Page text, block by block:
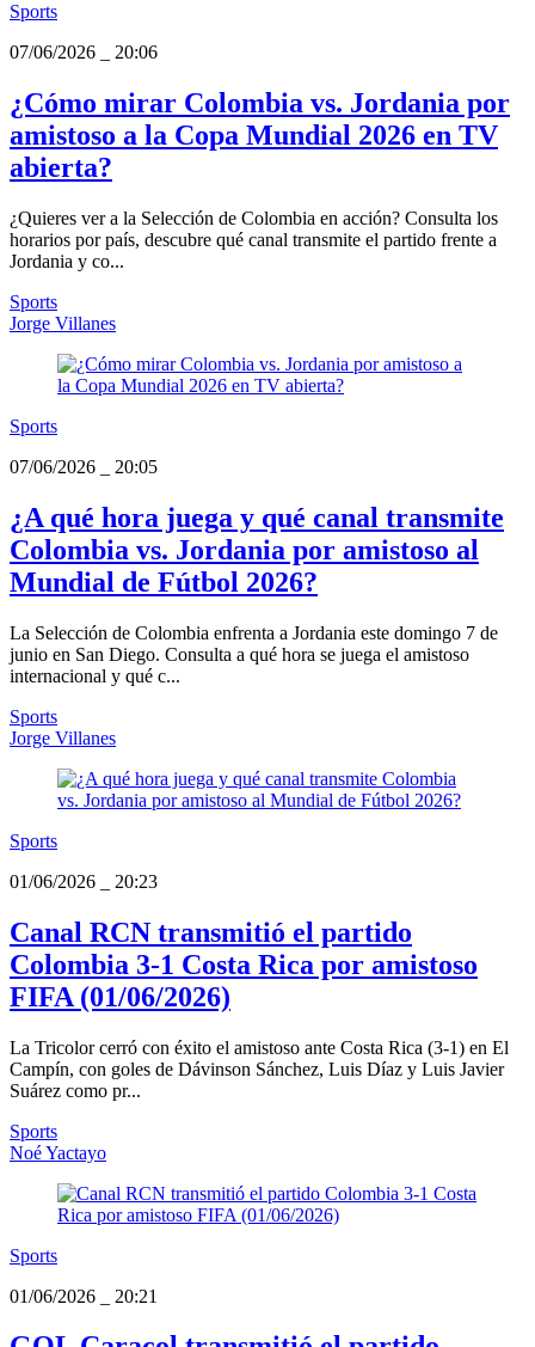
Sports
07/06/2026
20:06
¿Cómo mirar Colombia vs. Jordania por
amistoso a la Copa Mundial 2026 en TV
abierta?
¿Quieres ver a la Selección de Colombia en acción? Consulta los
horarios por país, descubre qué canal transmite el partido frente a
Jordania y co...
Sports
Jorge Villanes
Sports
07/06/2026
20:05
¿A qué hora juega y qué canal transmite
Colombia vs. Jordania por amistoso al
Mundial de Fútbol 2026?
La Selección de Colombia enfrenta a Jordania este domingo 7 de
junio en San Diego. Consulta a qué hora se juega el amistoso
internacional y qué c...
Sports
Jorge Villanes
Sports
01/06/2026
20:23
Canal RCN transmitió el partido
Colombia 3-1 Costa Rica por amistoso
FIFA (01/06/2026)
La Tricolor cerró con éxito el amistoso ante Costa Rica (3-1) en El
Campín, con goles de Dávinson Sánchez, Luis Díaz y Luis Javier
Suárez como pr...
Sports
Noé Yactayo
Sports
01/06/2026
20:21